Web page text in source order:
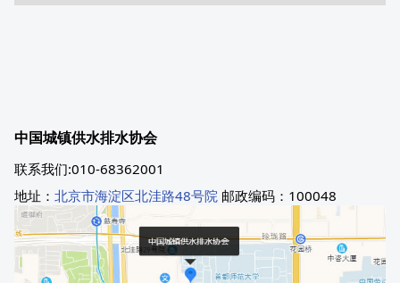
中国城镇供水排水协会
联系我们:010-68362001
地址： 北京市海淀区北洼路48号院 邮政编码：100048